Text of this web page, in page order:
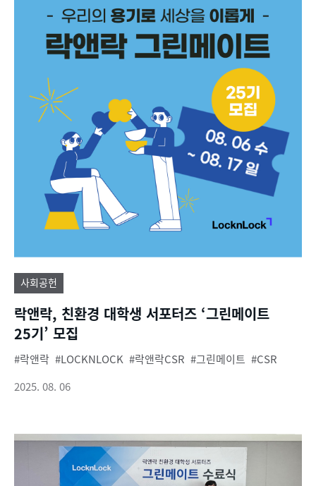
사회공헌
락앤락, 친환경 대학생 서포터즈 ‘그린메이트
25기’ 모집
락앤락 LOCKNLOCK 락앤락CSR 그린메이트
CSR
2025. 08. 06